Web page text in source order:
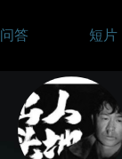
问答 短片